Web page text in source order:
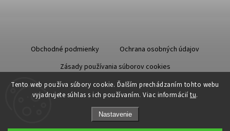
Tento web používa súbory cookie. Ďalším prechádzaním tohto webu
vyjadrujete súhlas s ich používaním. Viac informácií tu.
Nastavenie
Obchodné podmienky
Ochrana osobných údajov
Zásady používania súborov cookies
Starostlivosť o kožu